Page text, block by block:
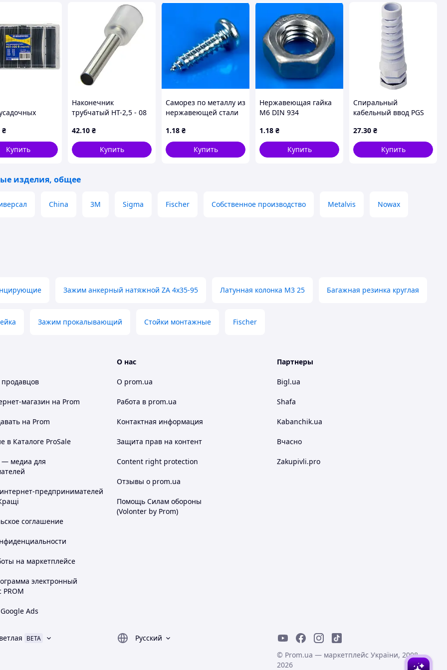
врезается в ETICS с точной посадкой
каких-либо специальных
UX обеспечивает надежную
в деревянную основу после
d02 = 14 мм, h02 = 50 мм. TherMax 10:
соединения с помощью метрических
с помощью метрических винтов
для ДСП 6,0 мм или шурупов для
SX 5.
₴
Купить
Наконечник
трубчатый НТ-2,5 - 08
42.10 ₴
Купить
Саморез по металлу из
нержавеющей стали
шляпка) DIN 7981
1.18 ₴
Купить
Нержавеющая гайка
М6 DIN 934
1.18 ₴
Купить
Спиральный
кабельный ввод PGS
27.30 ₴
Купить
изделия, общее
China 3М Sigma Fischer Собственное производство Metalvis Nowax
Зажим анкерный натяжной ZA 4х35-95 Латунная колонка M3 25 Багажная резинка круглая
Зажим прокалывающий Стойки монтажные Fischer
магазин на Prom
на Prom
в Каталоге ProSale
— медиа для
предпринимателей
соглашение
на маркетплейсе
электронный
PROM
Ads
О нас
О prom.ua
Работа в prom.ua
Контактная информация
Защита прав на контент
Content right protection
Отзывы о prom.ua
Помощь Силам обороны
(Volonter by Prom)
Партнеры
Bigl.ua
Shafa
Kabanchik.ua
Вчасно
Zakupivli.pro
BETA
Русский
© Prom.ua — маркетплейс України, 2008-
2026